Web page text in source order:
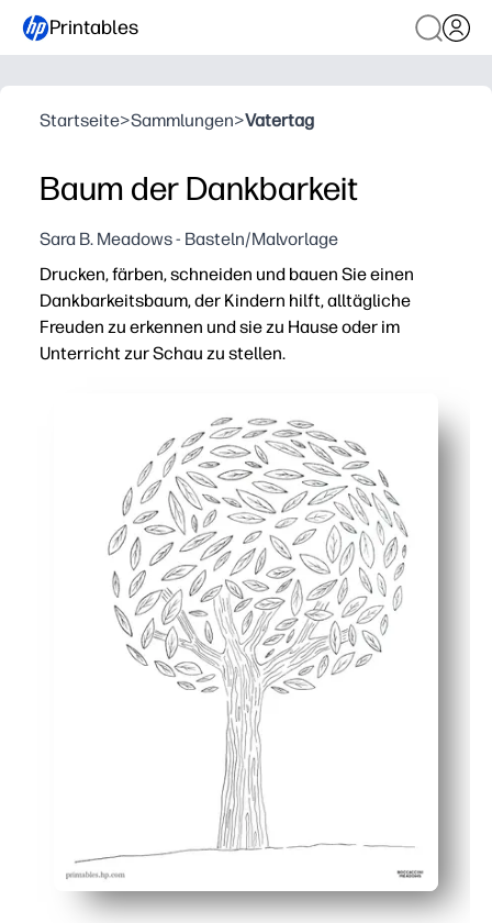
Printables
Startseite>Sammlungen>Vatertag
Baum der Dankbarkeit
Sara B. Meadows - Basteln/Malvorlage
Drucken, färben, schneiden und bauen Sie einen
Dankbarkeitsbaum, der Kindern hilft, alltägliche
Freuden zu erkennen und sie zu Hause oder im
Unterricht zur Schau zu stellen.
Sinnvolle Reflexion — Kinder schreiben oder zeichnen
Aufbau von Fähigkeiten — steigert Selbstverständnis,
Flexibel und ausstellbar — ideal für morgendliche